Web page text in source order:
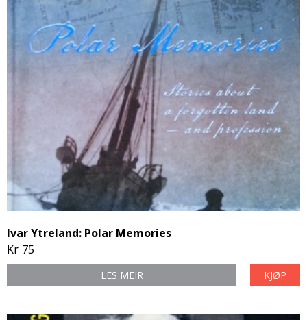
Ivar Ytreland: Polar Memories
Kr 75
LES MEIR KJØP